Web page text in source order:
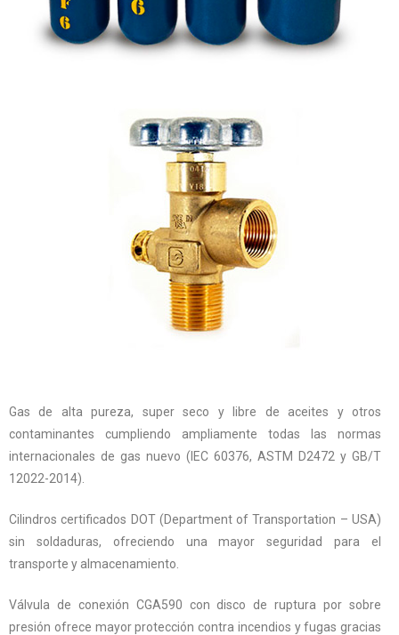
Gas de alta pureza, super seco y libre de aceites y otros
contaminantes cumpliendo ampliamente todas las normas
internacionales de gas nuevo (IEC 60376, ASTM D2472 y GB/T
12022-2014).
Cilindros certificados DOT (Department of Transportation – USA)
sin soldaduras, ofreciendo una mayor seguridad para el
transporte y almacenamiento.
Válvula de conexión CGA590 con disco de ruptura por sobre
presión ofrece mayor protección contra incendios y fugas gracias